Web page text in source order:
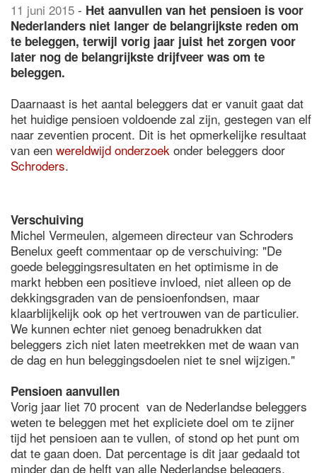
11 juni 2015 - Het aanvullen van het pensioen is voor
Nederlanders niet langer de belangrijkste reden om
te beleggen, terwijl vorig jaar juist het zorgen voor
later nog de belangrijkste drijfveer was om te
beleggen.
Daarnaast is het aantal beleggers dat er vanuit gaat dat
het huidige pensioen voldoende zal zijn, gestegen van elf
naar zeventien procent. Dit is het opmerkelijke resultaat
van een wereldwijd onderzoek onder beleggers door
Schroders.
Verschuiving
Michel Vermeulen, algemeen directeur van Schroders
Benelux geeft commentaar op de verschuiving: "De
goede beleggingsresultaten en het optimisme in de
markt hebben een positieve invloed, niet alleen op de
dekkingsgraden van de pensioenfondsen, maar
klaarblijkelijk ook op het vertrouwen van de particulier.
We kunnen echter niet genoeg benadrukken dat
beleggers zich niet laten meetrekken met de waan van
de dag en hun beleggingsdoelen niet te snel wijzigen."
Pensioen aanvullen
Vorig jaar liet 70 procent van de Nederlandse beleggers
weten te beleggen met het expliciete doel om te zijner
tijd het pensioen aan te vullen, of stond op het punt om
dat te gaan doen. Dat percentage is dit jaar gedaald tot
minder dan de helft van alle Nederlandse beleggers.